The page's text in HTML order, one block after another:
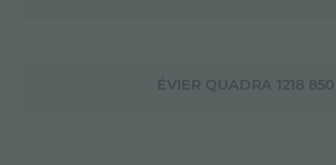
ÉVIER QUADRA 1218 850